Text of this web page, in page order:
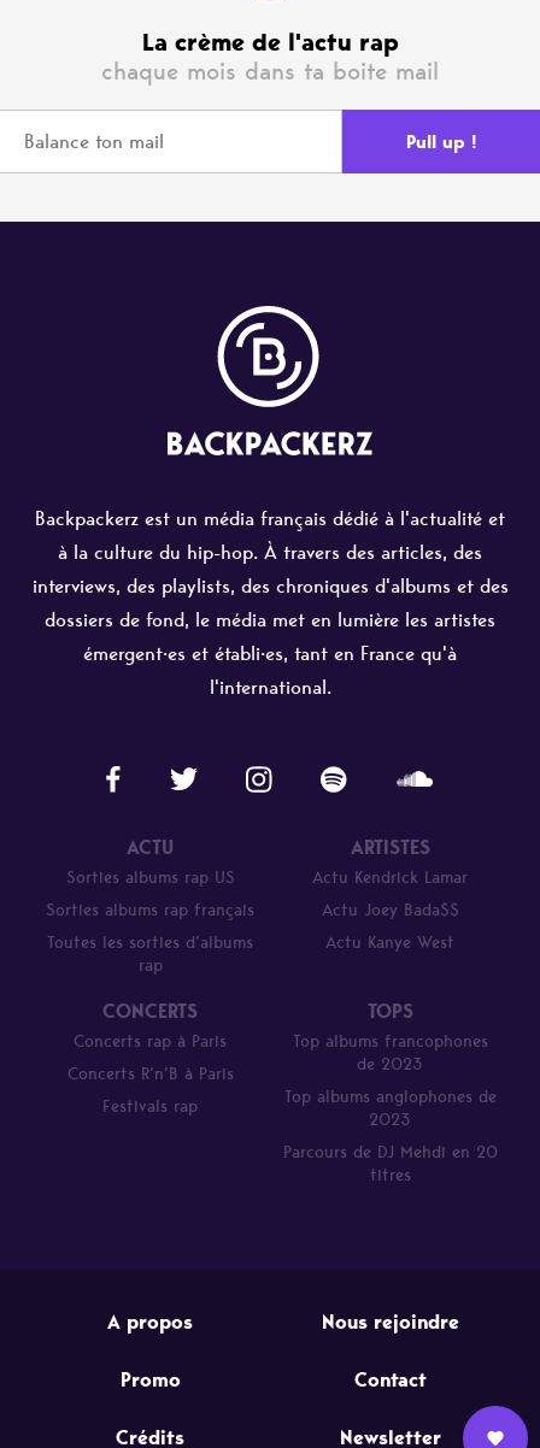
La crème de l'actu rap
chaque mois dans ta boite mail
Backpackerz est un média français dédié à l'actualité et
à la culture du hip-hop. À travers des articles, des
interviews, des playlists, des chroniques d'albums et des
dossiers de fond, le média met en lumière les artistes
émergent·es et établi·es, tant en France qu'à
l'international.
ACTU
Sorties albums rap US
Sorties albums rap français
Toutes les sorties d’albums
rap
ARTISTES
Actu Kendrick Lamar
Actu Joey Bada$$
Actu Kanye West
CONCERTS
Concerts rap à Paris
Concerts R’n’B à Paris
Festivals rap
TOPS
Top albums francophones
de 2023
Top albums anglophones de
2023
Parcours de DJ Mehdi en 20
titres
A propos Nous rejoindre
Promo Contact
Crédits Newsletter